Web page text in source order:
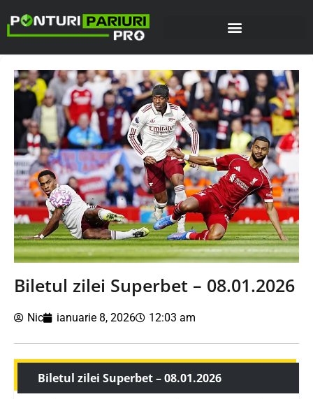
Biletul zilei Superbet – 08.01.2026
Nic ianuarie 8, 2026 12:03 am
Biletul zilei Superbet – 08.01.2026